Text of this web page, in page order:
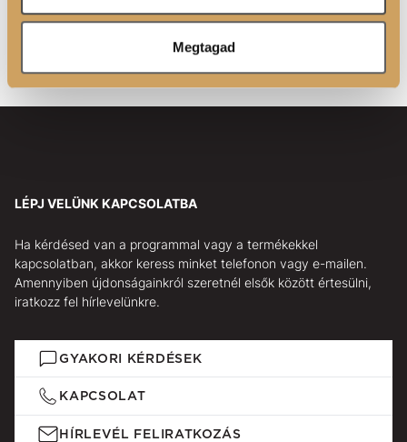
Megtagad
1116 Budapest Barázda u. 5.
27 Avenue de L'Opéra, 75001 Paris, France
LÉPJ VELÜNK KAPCSOLATBA
Ha kérdésed van a programmal vagy a termékekkel
kapcsolatban, akkor keress minket telefonon vagy e-mailen.
Amennyiben újdonságainkról szeretnél elsők között értesülni,
iratkozz fel hírlevelünkre.
GYAKORI KÉRDÉSEK
KAPCSOLAT
HÍRLEVÉL FELIRATKOZÁS